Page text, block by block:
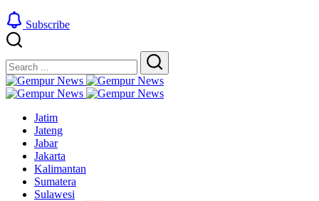
Subscribe
Search
Search
Gempur
News
Jelajah
Dunia
Tanpa
Batas
Gempur
Informasi
Dunia
Tanpa
Batas
Jatim
Jateng
Jabar
Jakarta
Kalimantan
Sumatera
Sulawesi